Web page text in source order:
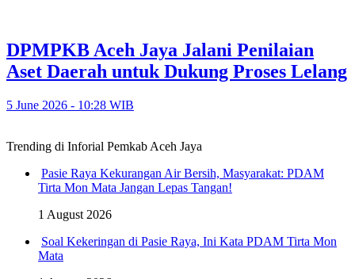
DPMPKB Aceh Jaya Jalani Penilaian
Aset Daerah untuk Dukung Proses Lelang
5 June 2026 - 10:28 WIB
Trending di Inforial Pemkab Aceh Jaya
Pasie Raya Kekurangan Air Bersih, Masyarakat: PDAM
Tirta Mon Mata Jangan Lepas Tangan!
1 August 2026
Soal Kekeringan di Pasie Raya, Ini Kata PDAM Tirta Mon
Mata